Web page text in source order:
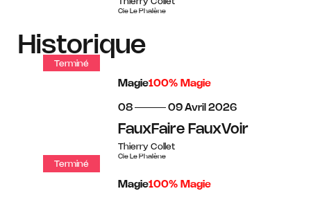
Cie Le Phalène
Historique
Terminé
Magie100% Magie
du
08 au
09 avril
Avril 2026
FauxFaire FauxVoir
Thierry Collet
Cie Le Phalène
Terminé
Magie100% Magie